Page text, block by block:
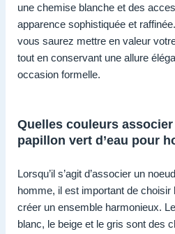
une chemise blanche et des
apparence sophistiquée et
vous saurez mettre en valeur
tout en conservant une allure
occasion formelle.
Quelles couleurs
papillon vert d’eau pour
Lorsqu’il s’agit d’associer un
homme, il est important de
créer un ensemble harmonieux.
blanc, le beige et le gris sont des